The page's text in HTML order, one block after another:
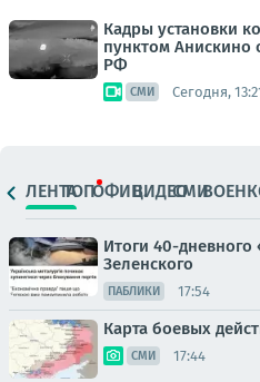
Кадры установки
пунктом
РФ
СМИ Сегодня,
ЛЕНТАТОПОФИЦ.ВИДЕОСМИ
Итоги 40-
Зеленского
ПАБЛИКИ 17:54
Карта боевых
СМИ 17:44